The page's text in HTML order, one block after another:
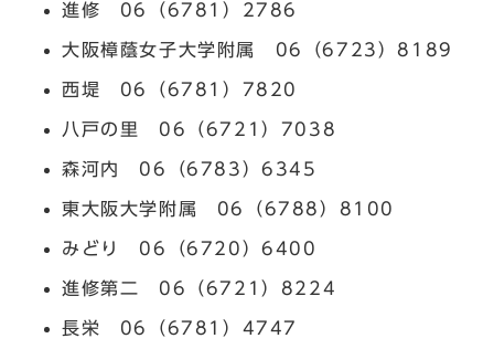
進修 06（6781）2786
大阪樟蔭女子大学附属 06（6723）8189
西堤 06（6781）7820
八戸の里 06（6721）7038
森河内 06（6783）6345
東大阪大学附属 06（6788）8100
みどり 06（6720）6400
進修第二 06（6721）8224
長栄 06（6781）4747